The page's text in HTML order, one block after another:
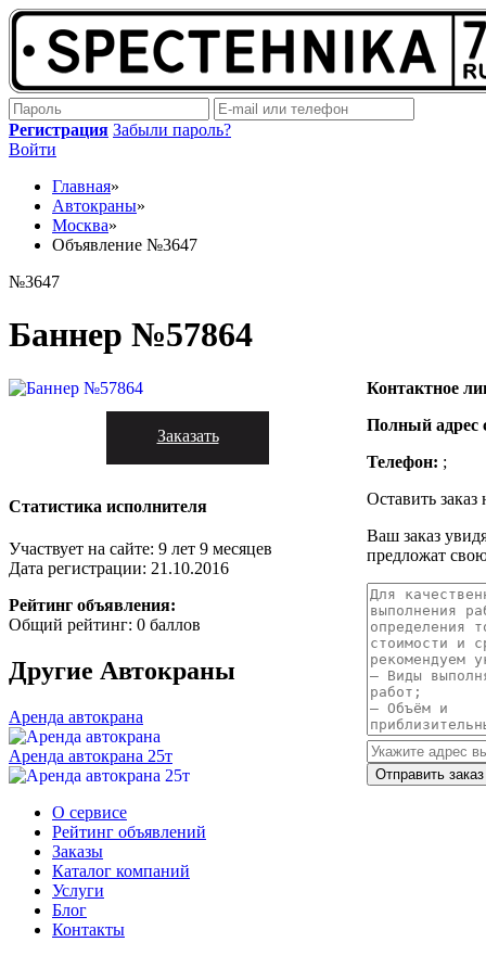
Регистрация Забыли пароль?
Войти
Главная»
Автокраны»
Москва»
Объявление №3647
№3647
Баннер №57864
Заказать
Статистика исполнителя
Участвует на сайте: 9 лет 9 месяцев
Дата регистрации: 21.10.2016
Рейтинг объявления:
Общий рейтинг: 0 баллов
Другие Автокраны
Аренда автокрана
Аренда автокрана 25т
Контактное
Полный адрес
Телефон: ;
Оставить заказ
Ваш заказ
предложат
О сервисе
Рейтинг объявлений
Заказы
Каталог компаний
Услуги
Блог
Контакты